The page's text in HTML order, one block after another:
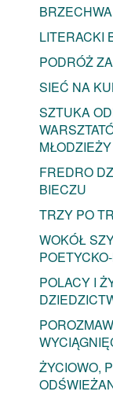
LITERACKI
PODRÓŻ
SIEĆ NA
SZTUKA
MŁODZIEŻY
FREDRO
BIECZU
TRZY PO
WOKÓŁ
POLACY I
ŻYCIOWO,